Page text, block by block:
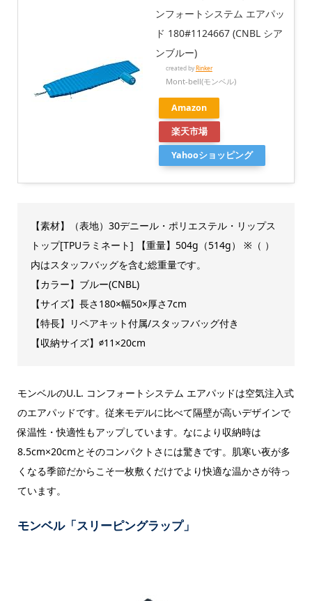
ンフォートシステム エアパッ
ド 180#1124667 (CNBL シア
ンブルー)
created by Rinker
Mont-bell(モンベル)
Amazon
楽天市場
Yahooショッピング
【素材】（表地）30デニール・ポリエステル・リップス
トップ[TPUラミネート] 【重量】504g（514g） ※（ ）
内はスタッフバッグを含む総重量です。
【カラー】ブルー(CNBL)
【サイズ】長さ180×幅50×厚さ7cm
【特長】リペアキット付属/スタッフバッグ付き
【収納サイズ】∅11×20cm
モンベルのU.L. コンフォートシステム エアパッドは空気注入式
のエアパッドです。従来モデルに比べて隔壁が高いデザインで
保温性・快適性もアップしています。なにより収納時は
8.5cm×20cmとそのコンパクトさには驚きです。肌寒い夜が多
くなる季節だからこそ一枚敷くだけでより快適な温かさが待っ
ています。
モンベル「スリーピングラップ」